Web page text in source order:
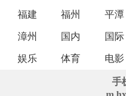
福建 福州 平潭
漳州 国内 国际
娱乐 体育 电影
手